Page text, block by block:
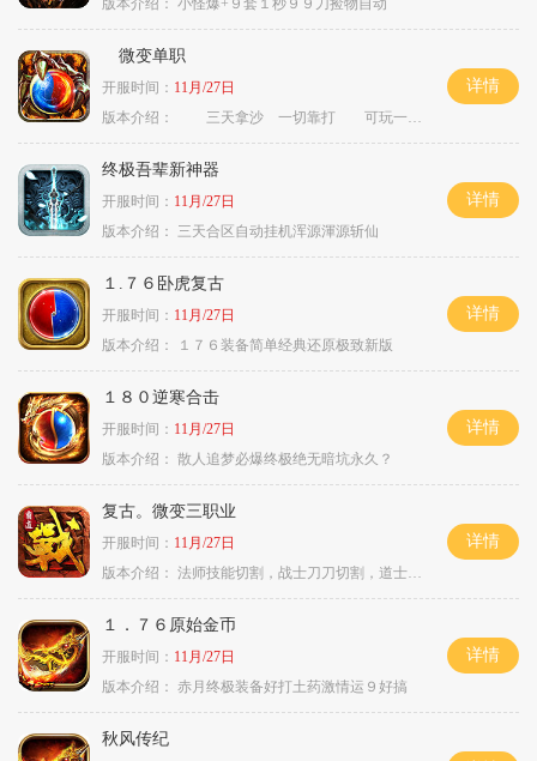
微变单职
开服时间： 11月/27日
版本介绍：
三天拿沙 一切靠打 可玩一年
详情
终极吾辈新神器
开服时间： 11月/27日
版本介绍：
三天合区自动挂机浑源渾源斩仙
详情
１.７６卧虎复古
开服时间： 11月/27日
版本介绍：
１７６装备简单经典还原极致新版
详情
１８０逆寒合击
开服时间： 11月/27日
版本介绍： 散人追梦必爆终极绝无暗坑永久？
详情
复古。微变三职业
开服时间： 11月/27日
版本介绍： 法师技能切割，战士刀刀切割，道士宠物秒怪
详情
１．７６原始金币
开服时间： 11月/27日
版本介绍： 赤月终极装备好打土药激情运９好搞
详情
秋风传纪